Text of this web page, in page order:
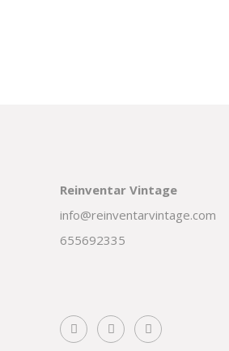
Reinventar Vintage
info@reinventarvintage.com
655692335